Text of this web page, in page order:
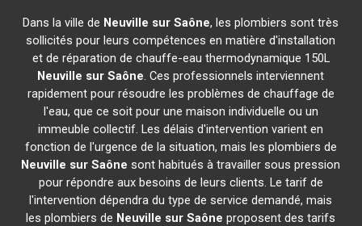
Dans la ville de Neuville sur Saône, les plombiers sont très
sollicités pour leurs compétences en matière d'installation
et de réparation de chauffe-eau thermodynamique 150L
Neuville sur Saône. Ces professionnels interviennent
rapidement pour résoudre les problèmes de chauffage de
l'eau, que ce soit pour une maison individuelle ou un
immeuble collectif. Les délais d'intervention varient en
fonction de l'urgence de la situation, mais les plombiers de
Neuville sur Saône sont habitués à travailler sous pression
pour répondre aux besoins de leurs clients. Le tarif de
l'intervention dépendra du type de service demandé, mais
les plombiers de Neuville sur Saône proposent des tarifs